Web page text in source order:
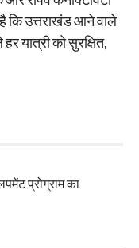
है कि उत्तराखंड आने वाले
यात्री को सुरक्षित,
प्रोग्राम का